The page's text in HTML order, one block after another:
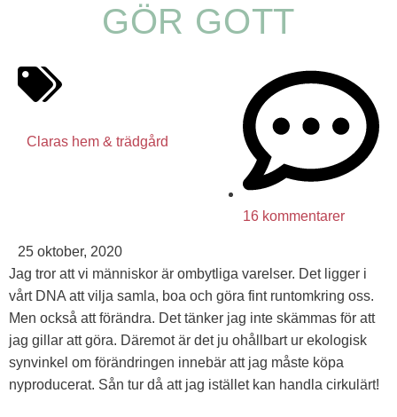
GÖR GOTT
Claras hem & trädgård
16 kommentarer
25 oktober, 2020
Jag tror att vi människor är ombytliga varelser. Det ligger i
vårt DNA att vilja samla, boa och göra fint runtomkring oss.
Men också att förändra. Det tänker jag inte skämmas för att
jag gillar att göra. Däremot är det ju ohållbart ur ekologisk
synvinkel om förändringen innebär att jag måste köpa
nyproducerat. Sån tur då att jag istället kan handla cirkulärt!